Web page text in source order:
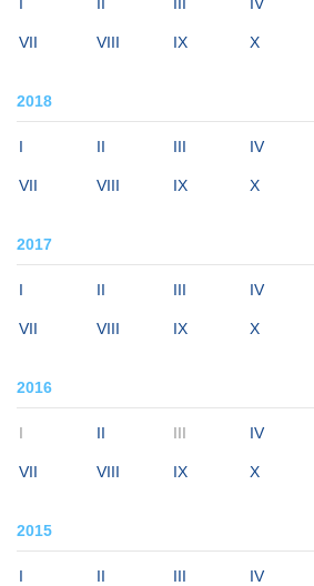
VII VIII IX X
2018
I II III IV
VII VIII IX X
2017
I II III IV
VII VIII IX X
2016
I II III IV
VII VIII IX X
2015
I II III IV